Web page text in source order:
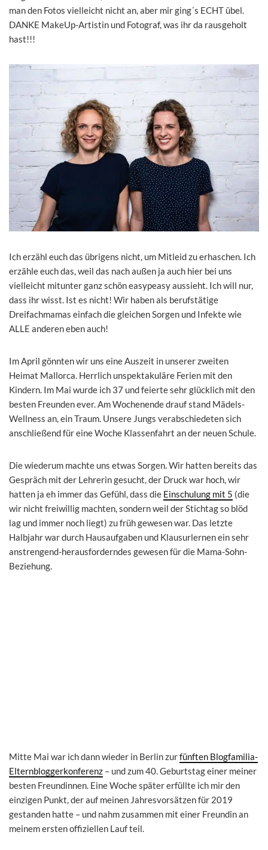
man den Fotos vielleicht nicht an, aber mir ging´s ECHT übel.
DANKE MakeUp-Artistin und Fotograf, was ihr da rausgeholt
hast!!!
Ich erzähl euch das übrigens nicht, um Mitleid zu erhaschen. Ich
erzähle euch das, weil das nach außen ja auch hier bei uns
vielleicht mitunter ganz schön easypeasy aussieht. Ich will nur,
dass ihr wisst. Ist es nicht! Wir haben als berufstätige
Dreifachmamas einfach die gleichen Sorgen und Infekte wie
ALLE anderen eben auch!
Im April gönnten wir uns eine Auszeit in unserer zweiten
Heimat Mallorca. Herrlich unspektakuläre Ferien mit den
Kindern. Im Mai wurde ich 37 und feierte sehr glücklich mit den
besten Freunden ever. Am Wochenende drauf stand Mädels-
Wellness an, ein Traum. Unsere Jungs verabschiedeten sich
anschließend für eine Woche Klassenfahrt an der neuen Schule.
Die wiederum machte uns etwas Sorgen. Wir hatten bereits das
Gespräch mit der Lehrerin gesucht, der Druck war hoch, wir
hatten ja eh immer das Gefühl, dass die Einschulung mit 5 (die
wir nicht freiwillig machten, sondern weil der Stichtag so blöd
lag und immer noch liegt) zu früh gewesen war. Das letzte
Halbjahr war durch Hausaufgaben und Klausurlernen ein sehr
anstrengend-herausforderndes gewesen für die Mama-Sohn-
Beziehung.
Mitte Mai war ich dann wieder in Berlin zurfünften Blogfamilia-
Elternbloggerkonferenz – und zum 40. Geburtstag einer meiner
besten Freundinnen. Eine Woche später erfüllte ich mir den
einzigen Punkt, der auf meinen Jahresvorsätzen für 2019
gestanden hatte – und nahm zusammen mit einer Freundin an
meinem ersten offiziellen Lauf teil.